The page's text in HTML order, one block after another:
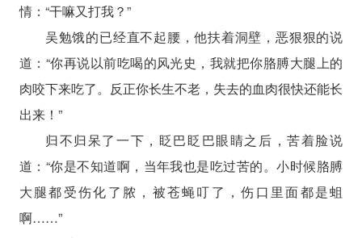
情：“干嘛又打我？”
吴勉饿的已经直不起腰，他扶着洞壁，恶狠狠的说
道：“你再说以前吃喝的风光史，我就把你胳膊大腿上的
肉咬下来吃了。反正你长生不老，失去的血肉很快还能长
出来！”
归不归呆了一下，眨巴眨巴眼睛之后，苦着脸说
道：“你是不知道啊，当年我也是吃过苦的。小时候胳膊
大腿都受伤化了脓，被苍蝇叮了，伤口里面都是蛆
啊……”